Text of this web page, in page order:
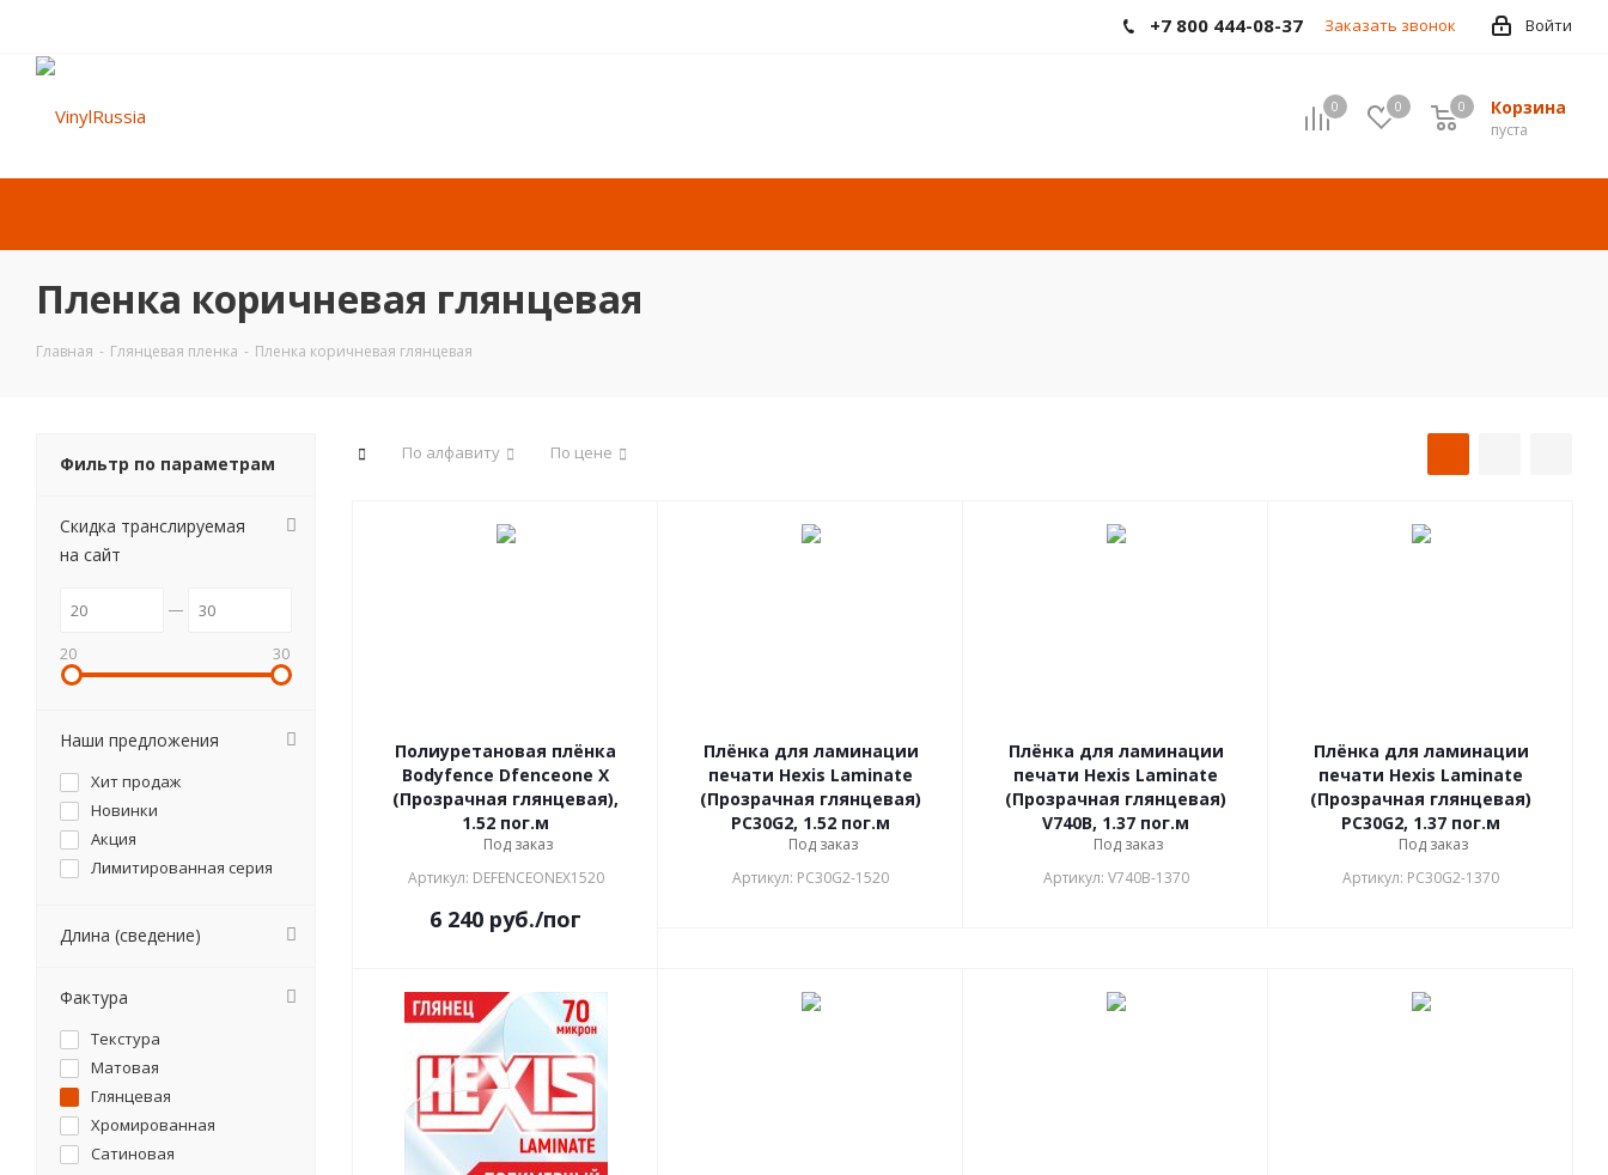
Войти
+7 800 444-08-37 Заказать звонок
0 0 Корзина
пуста
0
Пленка коричневая глянцевая
Главная - Глянцевая пленка - Пленка коричневая глянцевая
По алфавиту По цене
Полиуретановая плёнка
Bodyfence Dfenceone X
(Прозрачная глянцевая),
1.52 пог.м
Под заказ
Артикул: DEFENCEONEX1520
6 240 руб./пог
Плёнка для ламинации
печати Hexis Laminate
(Прозрачная глянцевая)
PC30G2, 1.52 пог.м
Под заказ
Артикул: PC30G2-1520
Плёнка для ламинации
печати Hexis Laminate
(Прозрачная глянцевая)
V740B, 1.37 пог.м
Под заказ
Артикул: V740B-1370
Плёнка для ламинации
печати Hexis Laminate
(Прозрачная глянцевая)
PC30G2, 1.37 пог.м
Под заказ
Артикул: PC30G2-1370
Фильтр по параметрам
Скидка транслируемая
на сайт
20 30
Наши предложения
Хит продаж
Новинки
Акция
Лимитированная серия
Длина (сведение)
Фактура
Текстура
Матовая
Глянцевая
Хромированная
Сатиновая